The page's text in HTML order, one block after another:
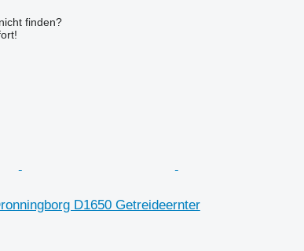
finden?
D1650 Getreideernter